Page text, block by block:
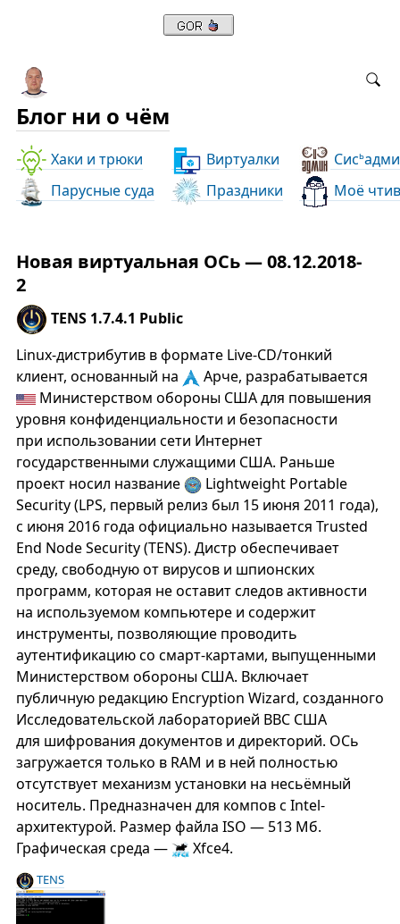
Блог ни о чём
Хаки и трюки Виртуалки Сись
Парусные суда
Праздники Моё
Новая виртуальная ОСь — 08.12.2018-
2
TENS 1.7.4.1 Public
Linux-дистрибутив в формате Live-CD/тонкий
клиент, основанный на
Арче, разрабатывается
Министерством обороны США для повышения
уровня конфиденциальности и безопасности
при использовании сети Интернет
государственными служащими США. Раньше
проект носил название
Lightweight Portable
Security (LPS, первый релиз был 15 июня 2011 года),
с июня 2016 года официально называется Trusted
End Node Security (TENS). Дистр обеспечивает
среду, свободную от вирусов и шпионских
программ, которая не оставит следов активности
на используемом компьютере и содержит
инструменты, позволяю­щие проводить
аутентификацию со смарт­-картами, выпущенными
Министерством обороны США. Вклю­чает
публичную редакцию Encryption Wizard, созданного
Исследовательской лаборато­рией ВВС США
для шифрования докумен­тов и директорий. ОСь
загружается только в RAM и в ней полностью
отсутствует механизм установки на несьёмный
носитель. Предназначен для компов с Intel-
архитектурой. Размер файла ISO — 513 Мб.
Графическая среда —
Xfce4.
TENS